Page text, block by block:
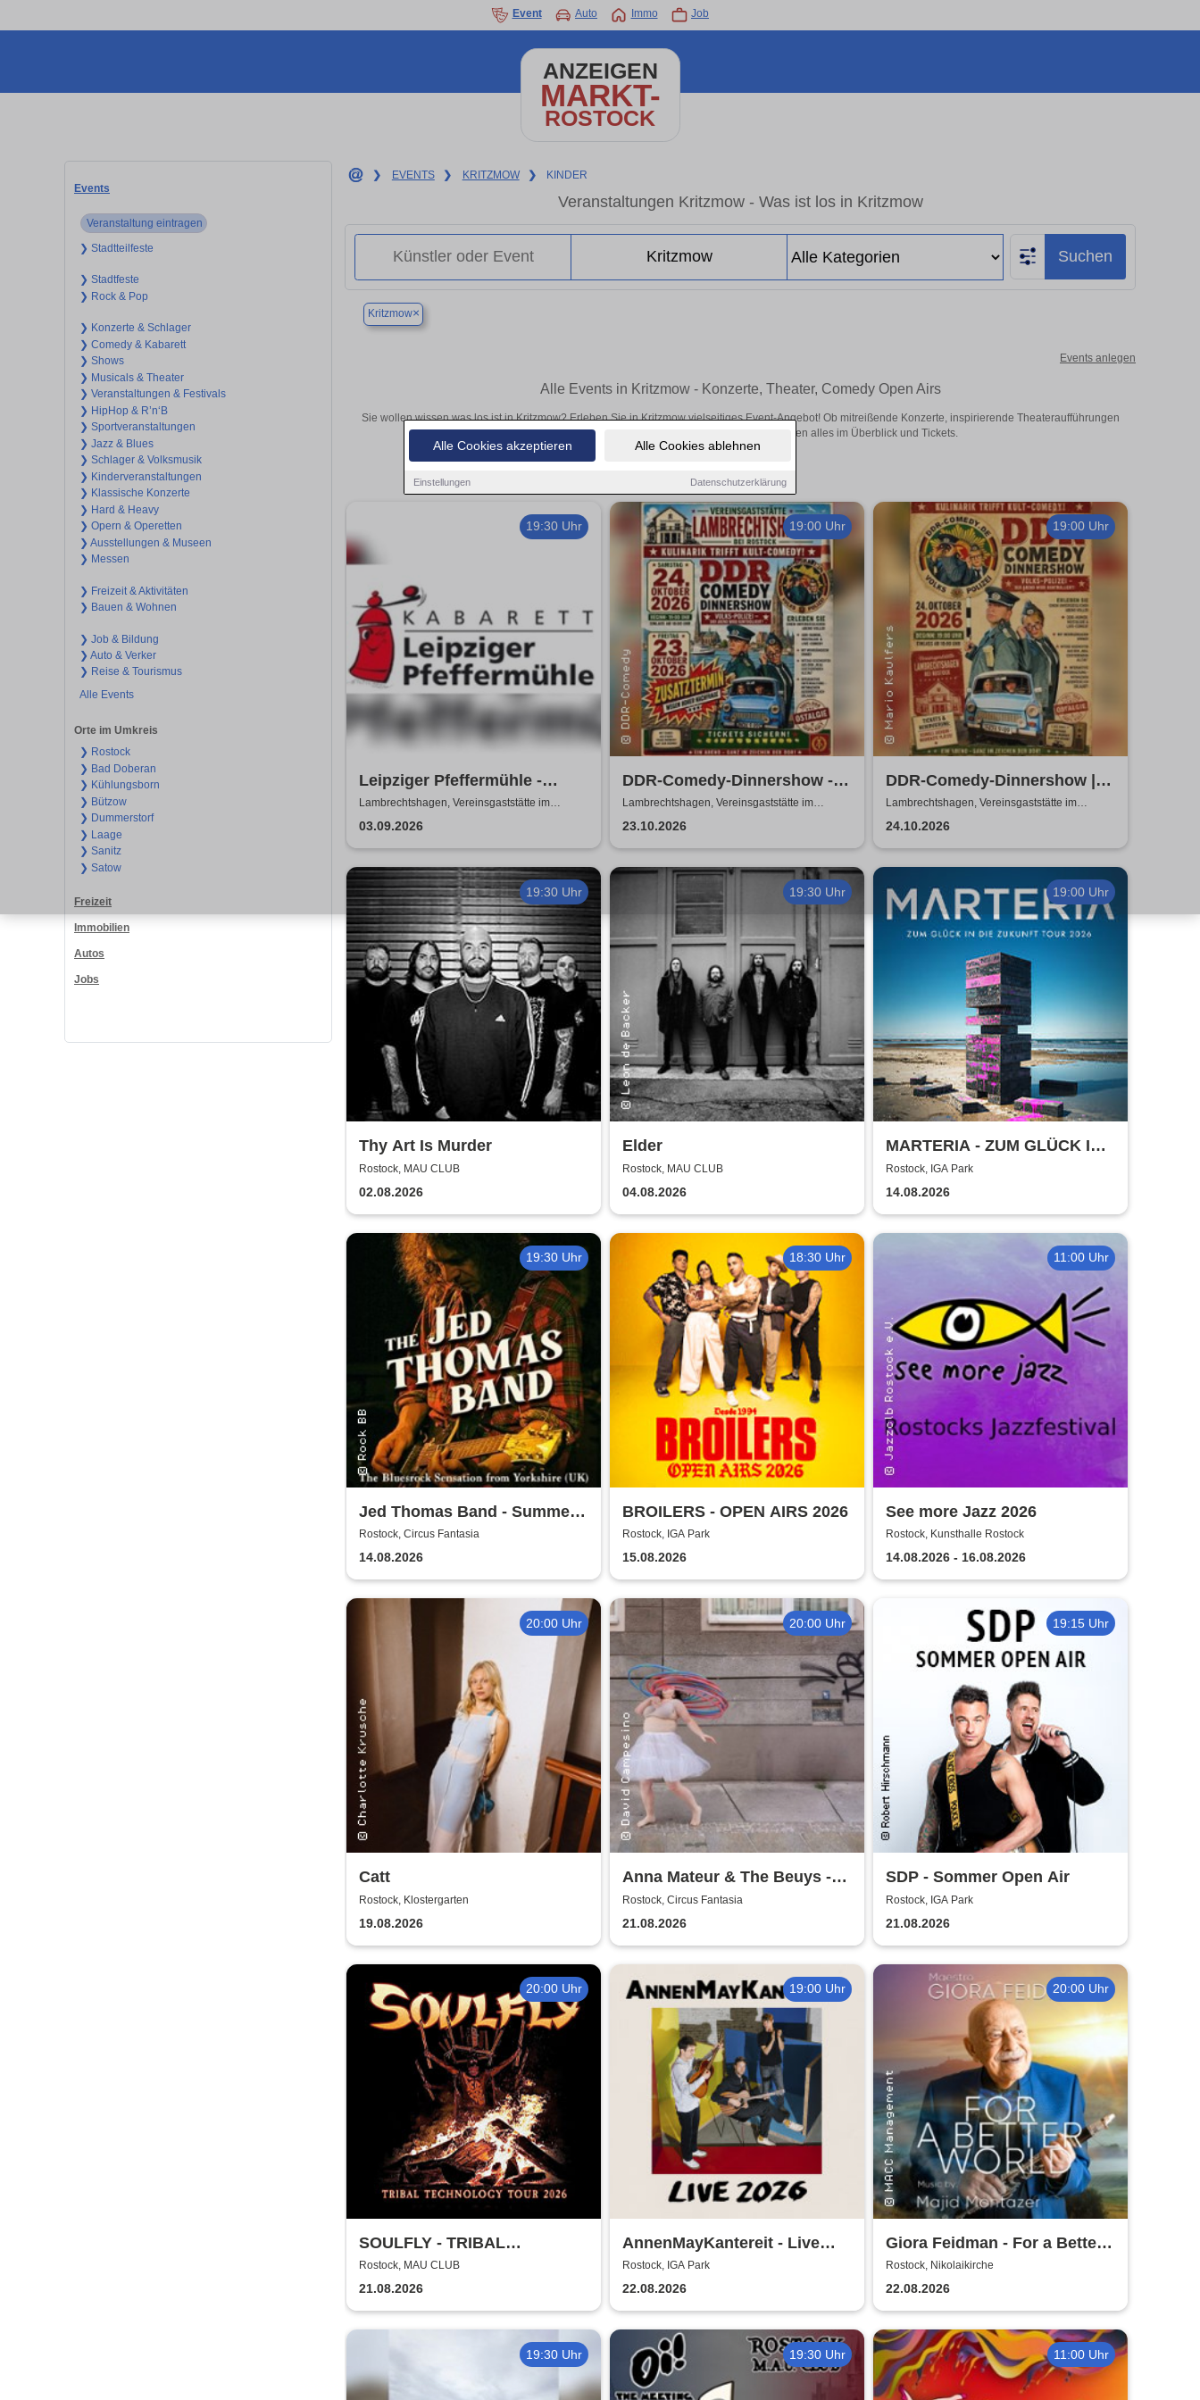
Alle Cookies akzeptieren Alle Cookies ablehnen
Einstellungen Datenschutzerklärung
Event Auto Immo Job
ANZEIGEN
MARKT-
ROSTOCK
Events
Veranstaltung eintragen
❯ Stadtteilfeste
❯ Stadtfeste
❯ Rock & Pop
❯ Konzerte & Schlager
❯ Comedy & Kabarett
❯ Shows
❯ Musicals & Theater
❯ Veranstaltungen & Festivals
❯ HipHop & R’n‘B
❯ Sportveranstaltungen
❯ Jazz & Blues
❯ Schlager & Volksmusik
❯ Kinderveranstaltungen
❯ Klassische Konzerte
❯ Hard & Heavy
❯ Opern & Operetten
❯ Ausstellungen & Museen
❯ Messen
❯ Freizeit & Aktivitäten
❯ Bauen & Wohnen
❯ Job & Bildung
❯ Auto & Verker
❯ Reise & Tourismus
Alle Events
Orte im Umkreis
❯ Rostock
❯ Bad Doberan
❯ Kühlungsborn
❯ Bützow
❯ Dummerstorf
❯ Laage
❯ Sanitz
❯ Satow
Freizeit
Immobilien
Autos
Jobs
❯ EVENTS ❯ KRITZMOW ❯ KINDER
Veranstaltungen Kritzmow - Was ist los in Kritzmow
Suchen
Kritzmow×
Events anlegen
Alle Events in Kritzmow - Konzerte, Theater, Comedy Open Airs
Sie wollen wissen was los ist in Kritzmow? Erleben Sie in Kritzmow vielseitiges Event-Angebot! Ob mitreißende Konzerte, inspirierende Theateraufführungen
oder aufregende Veranstaltungen in Kritzmow – hier finden alles im Überblick und Tickets.
19:30 Uhr
Leipziger Pfeffermühle -
Satire mit Biss
Lambrechtshagen, Vereinsgaststätte im
Gemeindezentrum Lambrechtshagen
03.09.2026
19:00 Uhr
DDR-Comedy-Dinnershow -
ZUSATZSHOW
Lambrechtshagen, Vereinsgaststätte im
Gemeindezentrum Lambrechtshagen
23.10.2026
19:00 Uhr
DDR-Comedy-Dinnershow |
Kulinarik trifft Kult-Comedy
Lambrechtshagen, Vereinsgaststätte im
Gemeindezentrum Lambrechtshagen
24.10.2026
19:30 Uhr
Thy Art Is Murder
Rostock, MAU CLUB
02.08.2026
19:30 Uhr
Elder
Rostock, MAU CLUB
04.08.2026
19:00 Uhr
MARTERIA - ZUM GLÜCK IN
DIE ZUKUNFT TOUR 2026
Rostock, IGA Park
14.08.2026
19:30 Uhr
Jed Thomas Band - Summer
Tour 2026
Rostock, Circus Fantasia
14.08.2026
18:30 Uhr
BROILERS - OPEN AIRS 2026
Rostock, IGA Park
15.08.2026
11:00 Uhr
See more Jazz 2026
Rostock, Kunsthalle Rostock
14.08.2026 - 16.08.2026
20:00 Uhr
Catt
Rostock, Klostergarten
19.08.2026
20:00 Uhr
Anna Mateur & The Beuys -
Kaoshüter
Rostock, Circus Fantasia
21.08.2026
19:15 Uhr
SDP - Sommer Open Air
Rostock, IGA Park
21.08.2026
20:00 Uhr
SOULFLY - TRIBAL
TECHNOLOGY TOUR 2026
Rostock, MAU CLUB
21.08.2026
19:00 Uhr
AnnenMayKantereit - Live
2026
Rostock, IGA Park
22.08.2026
20:00 Uhr
Giora Feidman - For a Better
World
Rostock, Nikolaikirche
22.08.2026
19:30 Uhr 19:30 Uhr 11:00 Uhr